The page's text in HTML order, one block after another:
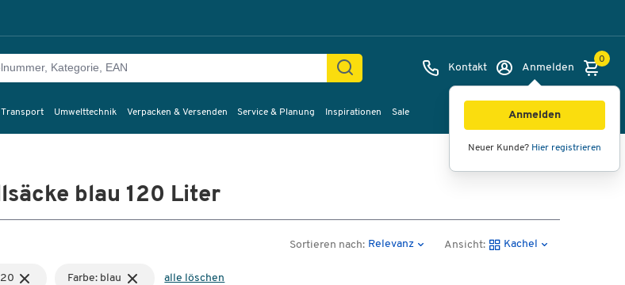
Kontakt Anmelden
Anmelden
Neuer Kunde? Hier registrieren
0
Transport Umwelttechnik Verpacken & Versenden Service & Planung Inspirationen Sale
blau 120 Liter
Sortieren nach: Relevanz Ansicht: Kachel
Farbe: blau alle löschen